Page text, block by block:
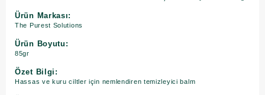
Ürün Markası:
The Purest Solutions
Ürün Boyutu:
85gr
Özet Bilgi:
Hassas ve kuru ciltler için nemlendiren temizleyici balm